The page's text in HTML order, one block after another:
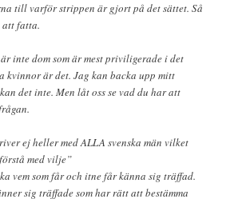
till varför strippen är gjort på det sättet. Så
fatta.
inte dom som är mest priviligerade i det
kvinnor är det. Jag kan backa upp mitt
det inte. Men låt oss se vad du har att
ej heller med ALLA svenska män vilket
med vilje”
vem som får och itne får känna sig träffad.
sig träffade som har rätt att bestämma